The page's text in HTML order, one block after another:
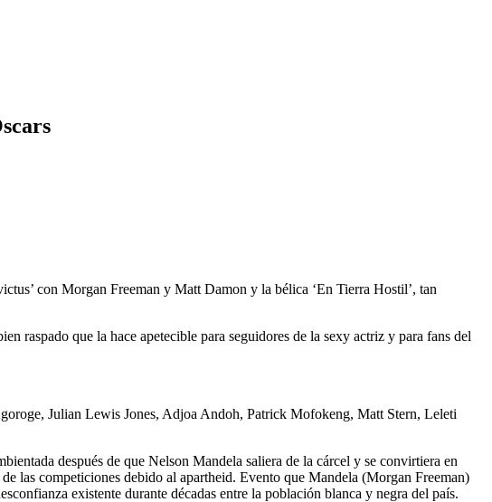
con Morgan Freeman y Matt Damon y la bélica ‘En Tierra Hostil’, tan
raspado que la hace apetecible para seguidores de la sexy actriz y para fans del
Julian Lewis Jones, Adjoa Andoh, Patrick Mofokeng, Matt Stern, Leleti
después de que Nelson Mandela saliera de la cárcel y se convirtiera en
las competiciones debido al apartheid. Evento que Mandela (Morgan Freeman)
existente durante décadas entre la población blanca y negra del país.